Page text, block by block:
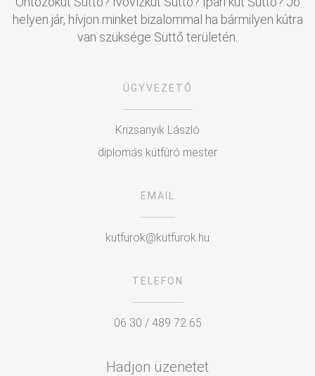
helyen jár, hívjon minket bizalommal ha bármilyen kútra
van szüksége Süttő területén.
ÜGYVEZETŐ
Krizsanyik László
diplomás kútfúró mester
EMAIL
kutfurok@kutfurok.hu
TELEFON
06 30 / 489 72 65
Hadjon üzenetet